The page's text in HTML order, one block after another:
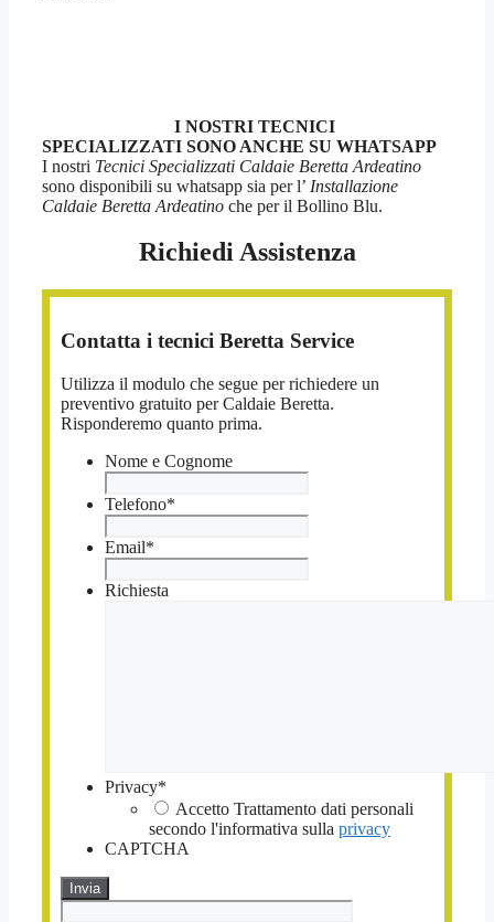
I NOSTRI TECNICI
SPECIALIZZATI SONO ANCHE SU WHATSAPP
I nostri Tecnici Specializzati Caldaie Beretta Ardeatino
sono disponibili su whatsapp sia per l’ Installazione
Caldaie Beretta Ardeatino che per il Bollino Blu.
Richiedi Assistenza
Contatta i tecnici Beretta Service
Utilizza il modulo che segue per richiedere un
preventivo gratuito per Caldaie Beretta.
Risponderemo quanto prima.
Nome e Cognome
Telefono*
Email*
Richiesta
Privacy*
Accetto Trattamento dati personali
secondo l'informativa sulla privacy
CAPTCHA